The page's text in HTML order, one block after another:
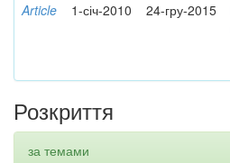
Article 1-січ-2010 24-гру-2015
Розкриття
за темами